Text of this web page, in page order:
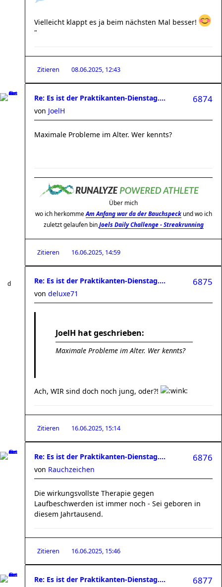
Vielleicht klappt es ja beim nächsten Mal besser!
"
Zitieren 08.06.2025, 12:43
Re: Es ist der Praktikanten-Dienstag.... 6874
von JoelH
Maximale Probleme im Alter. Wer kennts?
Über mich
wo ich herkomme Am Anfang war da der Bauchspeckund wo ich
zuletzt gelaufen binJoels Daily Challenge - Streakrunning
Zitieren 16.06.2025, 14:59
Re: Es ist der Praktikanten-Dienstag.... 6875
von deluxe71
JoelH hat geschrieben:
Maximale Probleme im Alter. Wer kennts?
Ach, WIR sind doch noch jung, oder?!
Zitieren 16.06.2025, 15:14
Re: Es ist der Praktikanten-Dienstag.... 6876
von Rauchzeichen
Die wirkungsvollste Therapie gegen
Laufbeschwerden ist immer noch - Sei geboren in
diesem Jahrtausend.
Zitieren 16.06.2025, 15:46
Re: Es ist der Praktikanten-Dienstag.... 6877